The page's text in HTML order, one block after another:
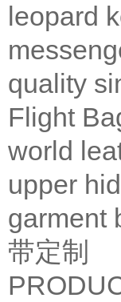
leopard
quality
Flight
world
upper
garment
带定制